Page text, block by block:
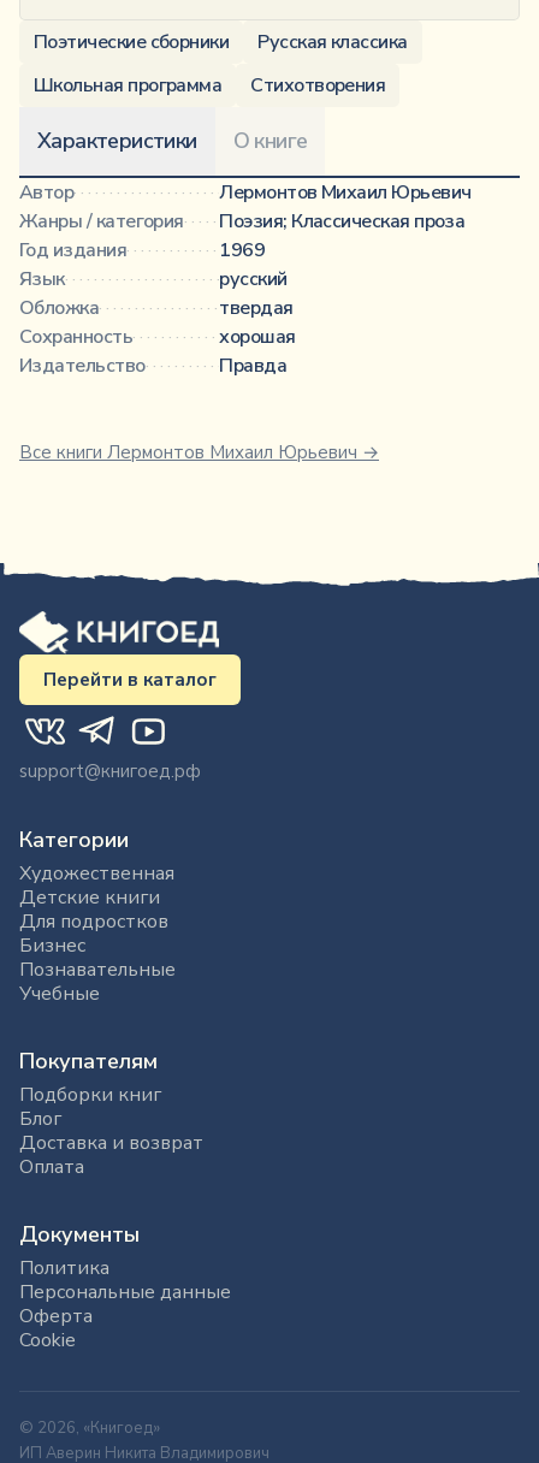
Поэтические сборники
Русская классика
Школьная программа
Стихотворения
Характеристики О книге
Автор
Лермонтов Михаил Юрьевич
Жанры / категория
Поэзия; Классическая проза
Год издания
1969
Язык
русский
Обложка
твердая
Сохранность
хорошая
Издательство
Правда
Все книги Лермонтов Михаил Юрьевич →
Перейти в каталог
support@книгоед.рф
Категории
Художественная
Детские книги
Для подростков
Бизнес
Познавательные
Учебные
Покупателям
Подборки книг
Блог
Доставка и возврат
Оплата
Документы
Политика
Персональные данные
Оферта
Cookie
© 2026, «Книгоед»
ИП Аверин Никита Владимирович